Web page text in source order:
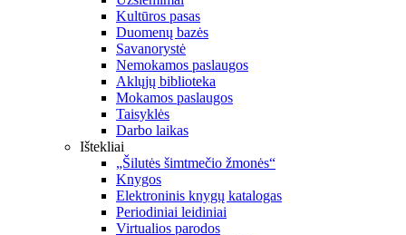
Kultūros pasas
Duomenų bazės
Savanorystė
Nemokamos paslaugos
Aklųjų biblioteka
Mokamos paslaugos
Taisyklės
Darbo laikas
Ištekliai
„Šilutės šimtmečio žmonės“
Knygos
Elektroninis knygų katalogas
Periodiniai leidiniai
Virtualios parodos